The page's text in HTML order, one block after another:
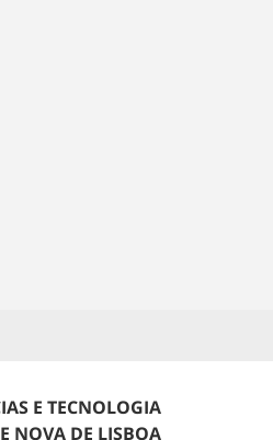
E TECNOLOGIA
NOVA DE LISBOA